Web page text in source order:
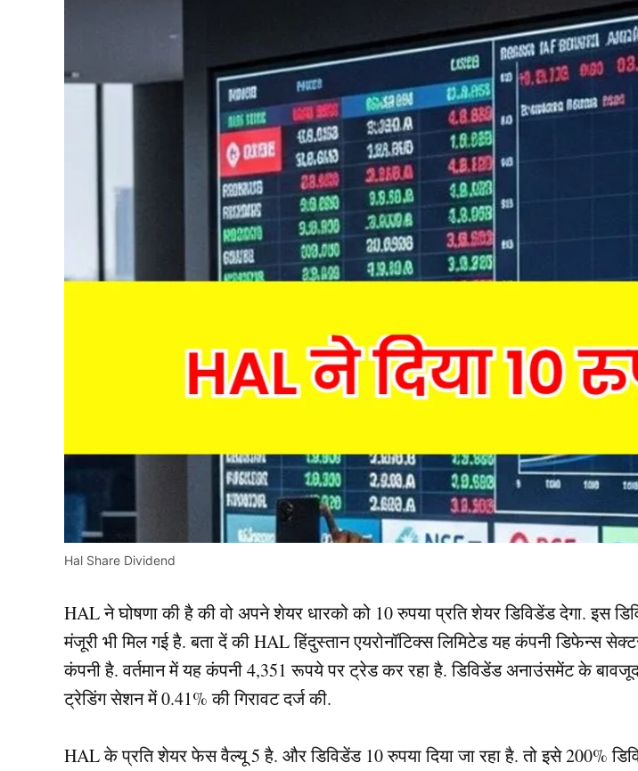
Hal Share Dividend
HAL ने घोषणा की है की वो अपने शेयर धारको को 10 रुपया प्रति शेयर डिविडेंड देगा. इस
मंजूरी भी मिल गई है. बता दें की HAL हिंदुस्तान एयरोनॉटिक्स लिमिटेड यह कंपनी डिफेन्स
कंपनी है. वर्तमान में यह कंपनी 4,351 रूपये पर ट्रेड कर रहा है. डिविडेंड अनाउंसमेंट के
ट्रेडिंग सेशन में 0.41% की गिरावट दर्ज की.
HAL के प्रति शेयर फेस वैल्यू 5 है. और डिविडेंड 10 रुपया दिया जा रहा है. तो इसे 200%